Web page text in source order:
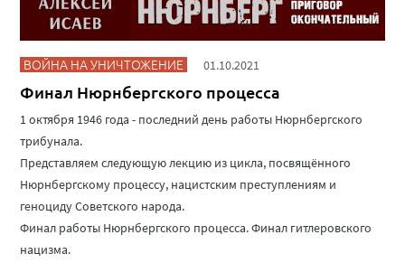
ВОЙНА НА УНИЧТОЖЕНИЕ 01.10.2021
Финал Нюрнбергского процесса
1 октября 1946 года - последний день работы Нюрнбергского
трибунала.
Представляем следующую лекцию из цикла, посвящённого
Нюрнбергскому процессу, нацистским преступлениям и
геноциду Советского народа.
Финал работы Нюрнбергского процесса. Финал гитлеровского
нацизма.